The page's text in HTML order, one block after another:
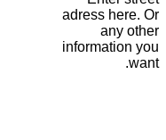
adress here. Or
any other
information you
want.